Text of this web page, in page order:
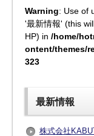
Warning: Use of
'最新情報' (this
HP) in /home/
ontent/themes/
323
最新情報
株式会社